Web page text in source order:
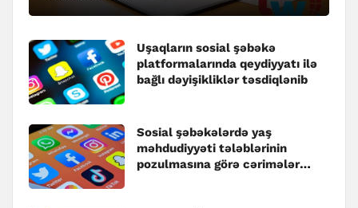
Uşaqların sosial şəbəkə
platformalarında qeydiyyatı ilə
bağlı dəyişikliklər təsdiqlənib
Sosial şəbəkələrdə yaş
məhdudiyyəti tələblərinin
pozulmasına görə cərimələr